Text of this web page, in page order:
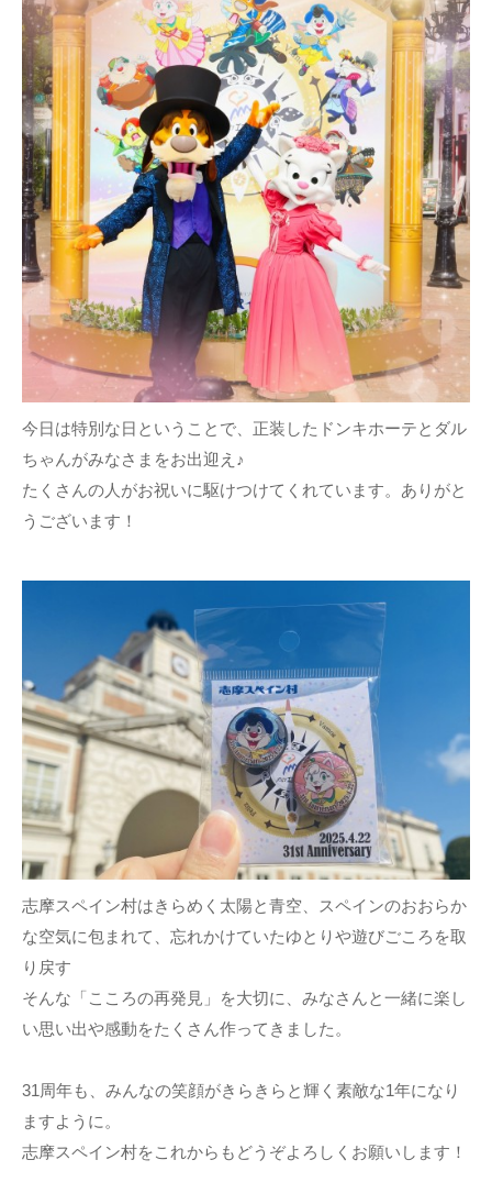
今日は特別な日ということで、正装したドンキホーテとダル
ちゃんがみなさまをお出迎え♪
たくさんの人がお祝いに駆けつけてくれています。ありがと
うございます！
志摩スペイン村はきらめく太陽と青空、スペインのおおらか
な空気に包まれて、忘れかけていたゆとりや遊びごころを取
り戻す
そんな「こころの再発見」を大切に、みなさんと一緒に楽し
い思い出や感動をたくさん作ってきました。
31周年も、みんなの笑顔がきらきらと輝く素敵な1年になり
ますように。
志摩スペイン村をこれからもどうぞよろしくお願いします！